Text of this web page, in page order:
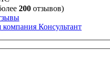
200 отзывов)